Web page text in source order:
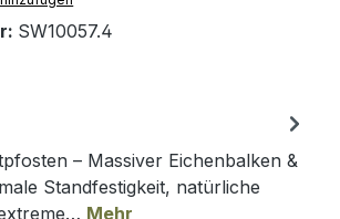
SW10057.4
– Massiver Eichenbalken &
Standfestigkeit, natürliche
Mehr